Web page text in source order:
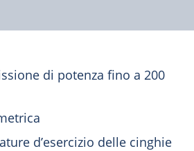
di potenza fino a 200
d’esercizio delle cinghie